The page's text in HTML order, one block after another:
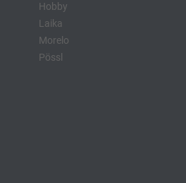
Hobby
Laika
Morelo
Pössl